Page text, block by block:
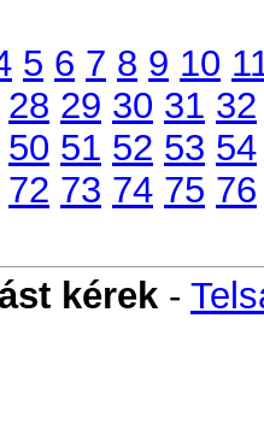
5 6 7 8 9 10
28 29 30 31 32
50 51 52 53 54
72 73 74 75 76
kérek -